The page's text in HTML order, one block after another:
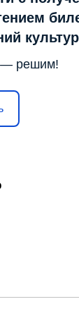
— решим!